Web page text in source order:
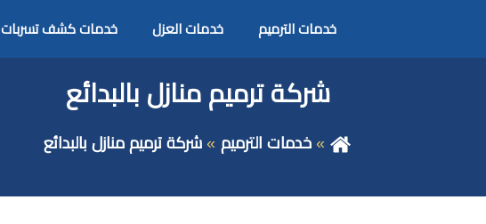
خدمات الترميم خدمات العزل خدمات كشف تسربات
شركة ترميم منازل بالبدائع
خدمات الترميم شركة ترميم منازل بالبدائع